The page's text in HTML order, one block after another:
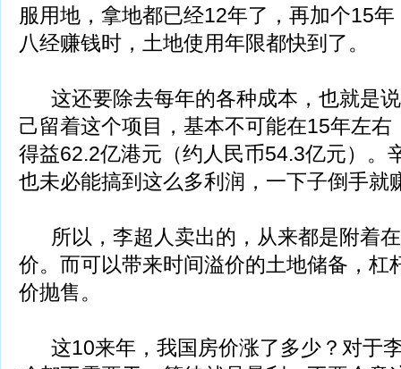
服用地，拿地都已经12年了，再加个15
八经赚钱时，土地使用年限都快到了。
这还要除去每年的各种成本，也就是
己留着这个项目，基本不可能在15年左
得益62.2亿港元（约人民币54.3亿元）。
也未必能搞到这么多利润，一下子倒手就
所以，李超人卖出的，从来都是附着
价。而可以带来时间溢价的土地储备，杠
价抛售。
这10来年，我国房价涨了多少？对于